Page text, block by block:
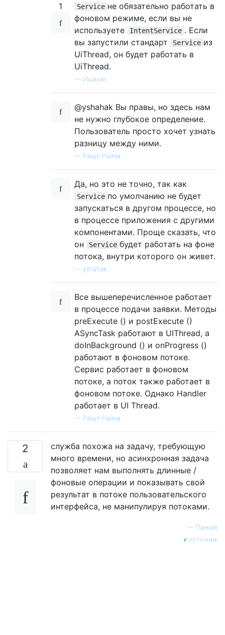
1 Service не обязательно работать в
фоновом режиме, если вы не
используете
IntentService . Если
вы запустили стандарт
Service из
UiThread, он будет работать в
UiThread.
— Ишахак
@yshahak Вы правы, но здесь нам
не нужно глубокое определение.
Пользователь просто хочет узнать
разницу между ними.
— Рахул Райна
Да, но это не точно, так как
Service по умолчанию не будет
запускаться в другом процессе, но
в процессе приложения с другими
компонентами. Проще сказать, что
он
Service будет работать на фоне
потока, внутри которого он живет.
yshahak
Все вышеперечисленное работает
в процессе подачи заявки. Методы
preExecute () и postExecute ()
ASyncTask работают в UIThread, а
doInBackground () и onProgress ()
работают в фоновом потоке.
Сервис работает в фоновом
потоке, а поток также работает в
фоновом потоке. Однако Handler
работает в UI Thread.
— Рахул Райна
2
служба похожа на задачу, требующую
много времени, но асинхронная задача
позволяет нам выполнять длинные /
фоновые операции и показывать свой
результат в потоке пользовательского
интерфейса, не манипулируя потоками.
— Панкай
источник